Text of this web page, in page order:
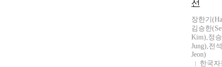
선
장한기
김승한
Kim),정승
Jung),전
Jeon)
한국